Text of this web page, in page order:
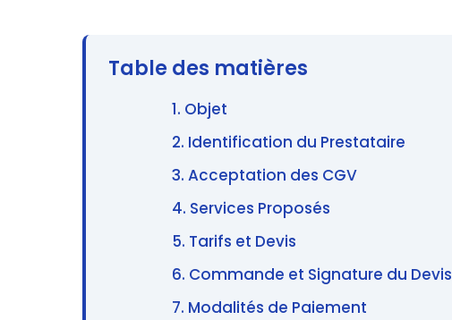
Table des matières
1. Objet
2. Identification du Prestataire
3. Acceptation des CGV
4. Services Proposés
5. Tarifs et Devis
6. Commande et Signature du Devis
7. Modalités de Paiement